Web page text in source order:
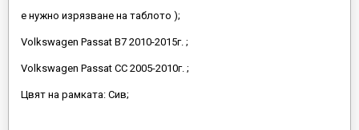
е нужно изрязване на таблото );
Volkswagen Passat B7 2010-2015г. ;
Volkswagen Passat CC 2005-2010г. ;
Цвят на рамката: Сив;